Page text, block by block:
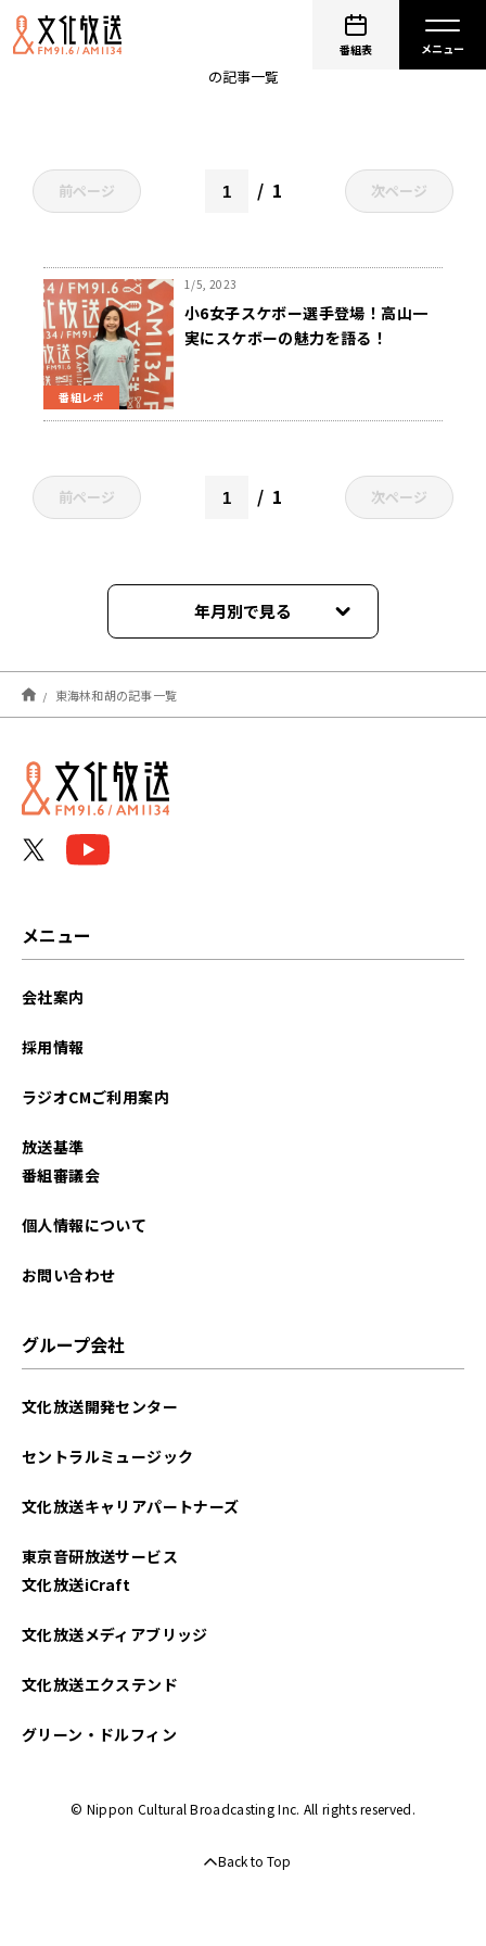
番組表
の記事一覧
前ページ 1 次ページ
番組レポ
1/5, 2023
小6女子スケボー選手登場！高山一
実にスケボーの魅力を語る！
前ページ 1 次ページ
年月別で見る
2023年01月
東海林和胡の記事一覧
メニュー
会社案内
採用情報
ラジオCMご利用案内
放送基準
番組審議会
個人情報について
お問い合わせ
グループ会社
文化放送開発センター
セントラルミュージック
文化放送キャリアパートナーズ
東京音研放送サービス
文化放送iCraft
文化放送メディアブリッジ
文化放送エクステンド
グリーン・ドルフィン
© Nippon Cultural Broadcasting Inc. All rights reserved.
Back to Top